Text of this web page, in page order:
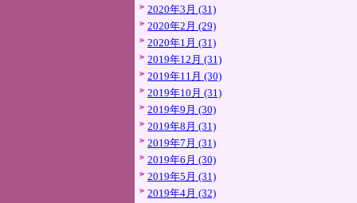
2020年3月 (31)
2020年2月 (29)
2020年1月 (31)
2019年12月 (31)
2019年11月 (30)
2019年10月 (31)
2019年9月 (30)
2019年8月 (31)
2019年7月 (31)
2019年6月 (30)
2019年5月 (31)
2019年4月 (32)